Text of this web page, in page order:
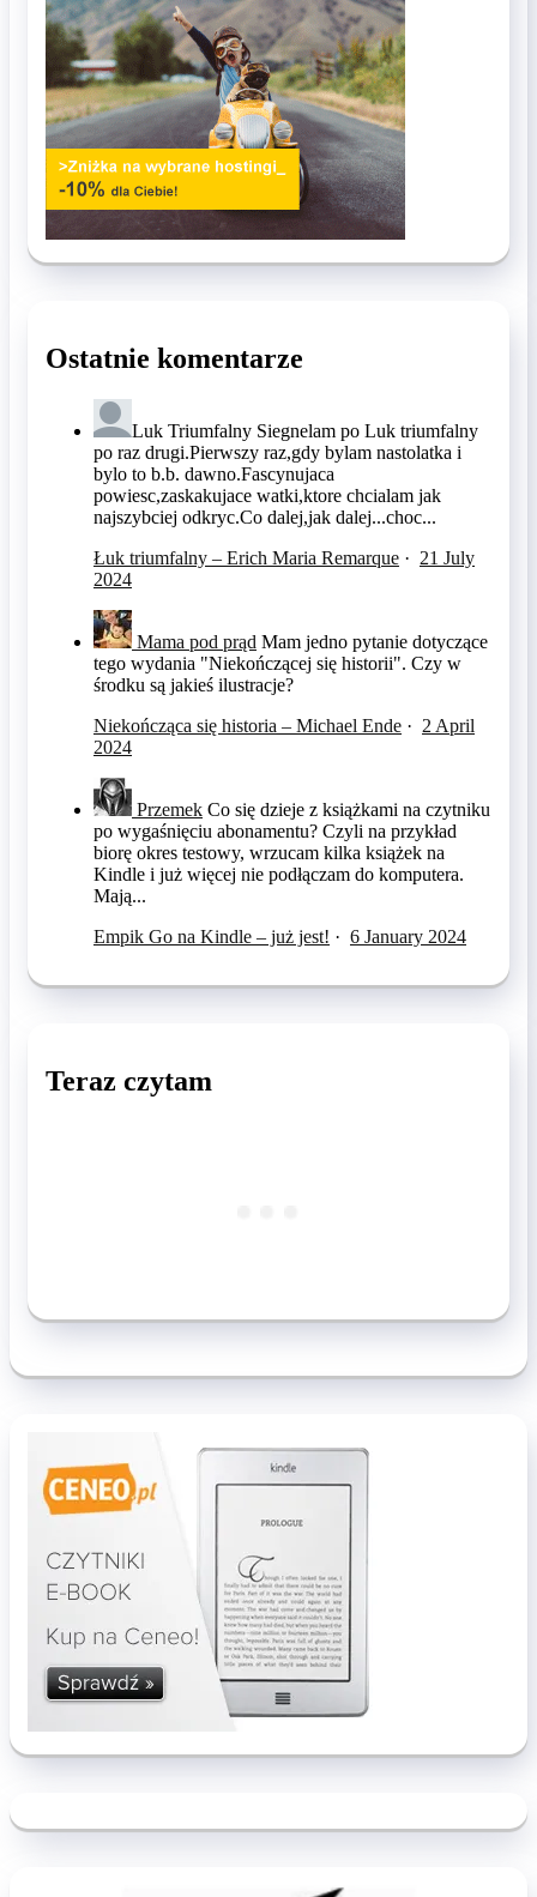
Ostatnie komentarze
Luk Triumfalny Siegnelam po Luk triumfalny
po raz drugi.Pierwszy raz,gdy bylam nastolatka i
bylo to b.b. dawno.Fascynujaca
powiesc,zaskakujace watki,ktore chcialam jak
najszybciej odkryc.Co dalej,jak dalej...choc...
Łuk triumfalny – Erich Maria Remarque · 21 July
2024
Mama pod prąd Mam jedno pytanie dotyczące
tego wydania "Niekończącej się historii". Czy w
środku są jakieś ilustracje?
Niekończąca się historia – Michael Ende · 2 April
2024
Przemek Co się dzieje z książkami na czytniku
po wygaśnięciu abonamentu? Czyli na przykład
biorę okres testowy, wrzucam kilka książek na
Kindle i już więcej nie podłączam do komputera.
Mają...
Empik Go na Kindle – już jest! · 6 January 2024
Teraz czytam